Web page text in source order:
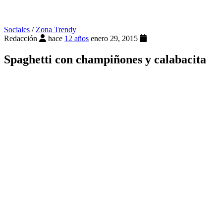
Sociales /Zona Trendy
Redacción
hace 12 años enero 29, 2015
Spaghetti con champiñones y calabacita